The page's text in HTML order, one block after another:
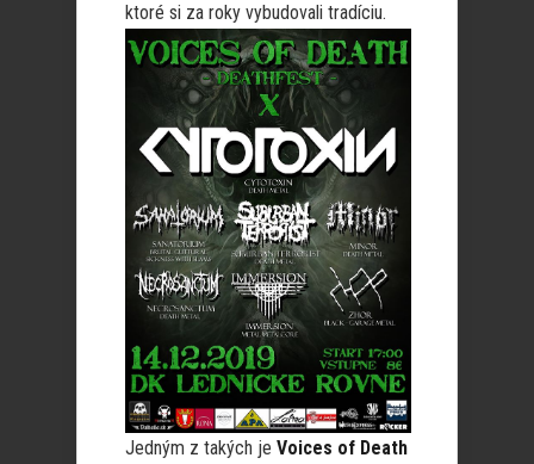
ktoré si za roky vybudovali tradíciu.
Jedným z takých je Voices of Death